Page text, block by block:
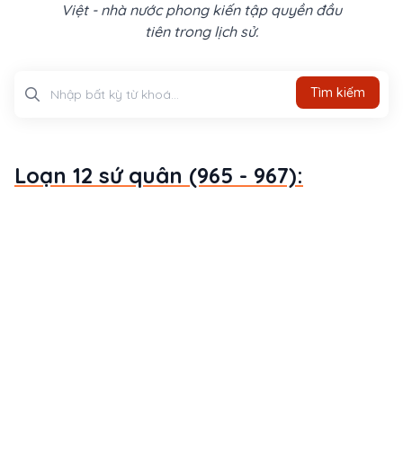
Việt - nhà nước phong kiến tập quyền đầu
tiên trong lịch sử.
Tìm kiếm
Loạn 12 sứ quân (965 - 967):